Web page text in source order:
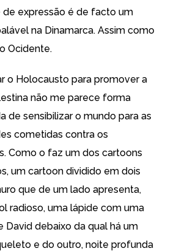
de expressão é de facto um
na Dinamarca. Assim como
Ocidente.
o Holocausto para promover a
não me parece forma
de sensibilizar o mundo para as
cometidas contra os
Como o faz um dos cartoons
um cartoon dividido em dois
que de um lado apresenta,
radioso, uma lápide com uma
David debaixo da qual há um
e do outro, noite profunda